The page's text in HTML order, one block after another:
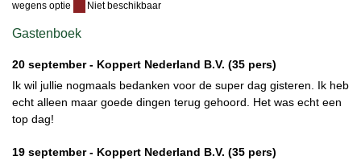
wegens optie
Niet beschikbaar
Gastenboek
20 september - Koppert Nederland B.V. (35 pers)
Ik wil jullie nogmaals bedanken voor de super dag gisteren. Ik heb
echt alleen maar goede dingen terug gehoord. Het was echt een
top dag!
19 september - Koppert Nederland B.V. (35 pers)